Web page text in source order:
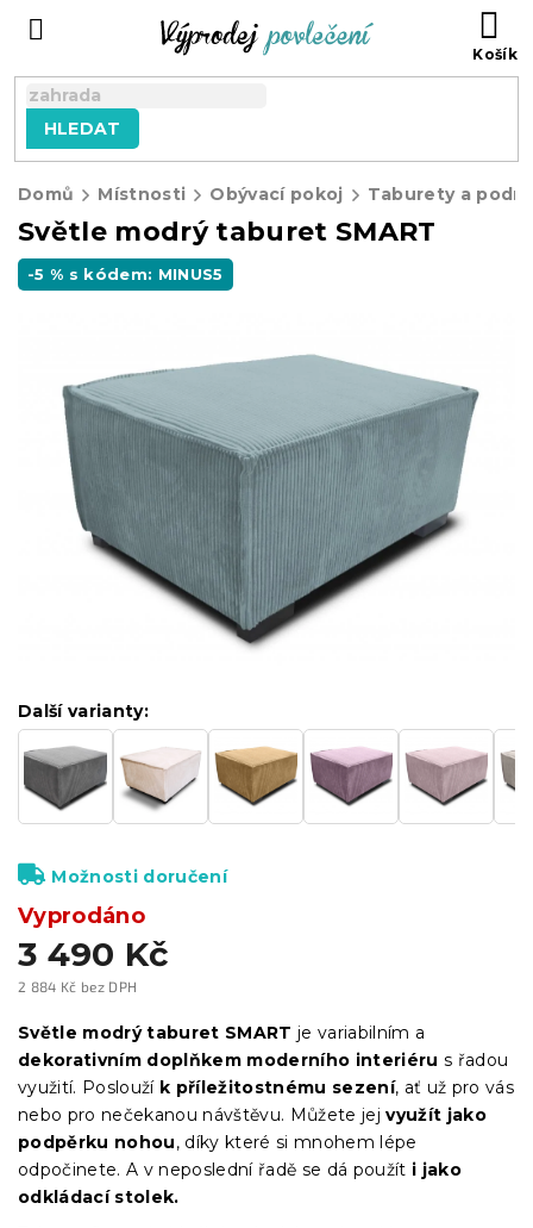
HLEDAT
Domů Místnosti Obývací pokoj Taburety a
Světle modrý taburet SMART
-5 % s kódem: MINUS5
3 490 Kč
2 884 Kč bez DPH
cena:
Vyprodáno
Další varianty:
Možnosti doručení
Světle modrý taburet SMART je variabilním a
dekorativním doplňkem moderního interiéru s řadou
využití. Poslouží k příležitostnému sezení, ať už pro vás
nebo pro nečekanou návštěvu. Můžete jej využít jako
podpěrku nohou, díky které si mnohem lépe
odpočinete. A v neposlední řadě se dá použít i jako
odkládací stolek.